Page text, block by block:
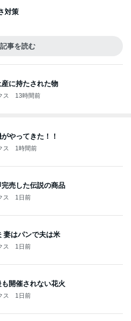
対策
記事を読む
に持たされた物
ス 13時間前
やってきた！！
ス 1時間前
売した伝説の商品
ス 1日前
妻はパンで夫は米
ス 1日前
開催されない花火
ス 1日前